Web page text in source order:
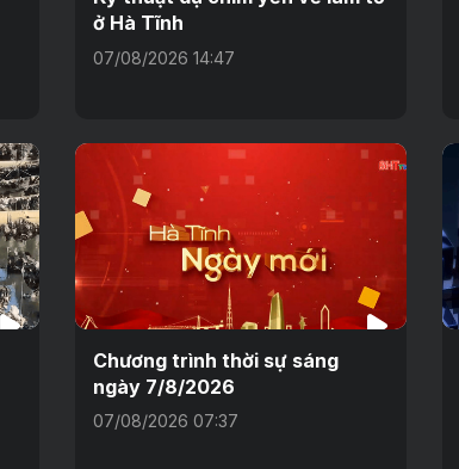
ở Hà Tĩnh
07/08/2026 14:47
Chương trình thời sự sáng
ngày 7/8/2026
07/08/2026 07:37